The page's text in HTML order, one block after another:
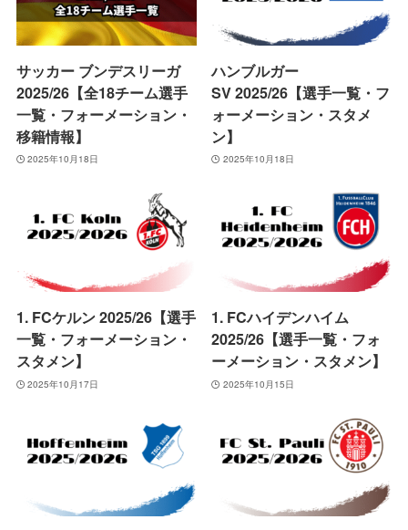
サッカー ブンデスリーガ
2025/26【全18チーム選手
一覧・フォーメーション・
移籍情報】
2025年10月18日
ハンブルガー
SV 2025/26【選手一覧・フ
ォーメーション・スタメ
ン】
2025年10月18日
1. FCケルン 2025/26【選手
一覧・フォーメーション・
スタメン】
2025年10月17日
1. FCハイデンハイム
2025/26【選手一覧・フォ
ーメーション・スタメン】
2025年10月15日